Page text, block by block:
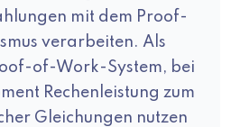
mit dem Proof-
verarbeiten. Als
of-Work-System, bei
Rechenleistung zum
Gleichungen nutzen